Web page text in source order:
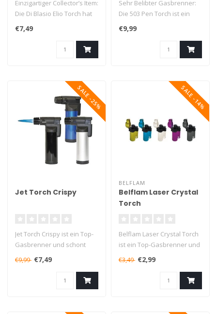
Einzigartiger Collector’s Item:
Die Di Blasio Elio Torch hat
einen schönen Au..
€7,49
Sehr Belibter Gasbrenner:
Die 503 Pen Torch ist ein
hochwertiges mitifunktional
€9,99
SALE -25%
Jet Torch Crispy
Jet Torch Crispy ist ein Top-
Gasbrenner und schont
den Geldbeutel!
Das Feuerze..
€9,99 €7,49
SALE -14%
BELFLAM
Belflam Laser Crystal
Torch
Belflam Laser Crystal Torch
ist ein Top-Gasbrenner und
schont den Geldbeutel!
€3,49 €2,99